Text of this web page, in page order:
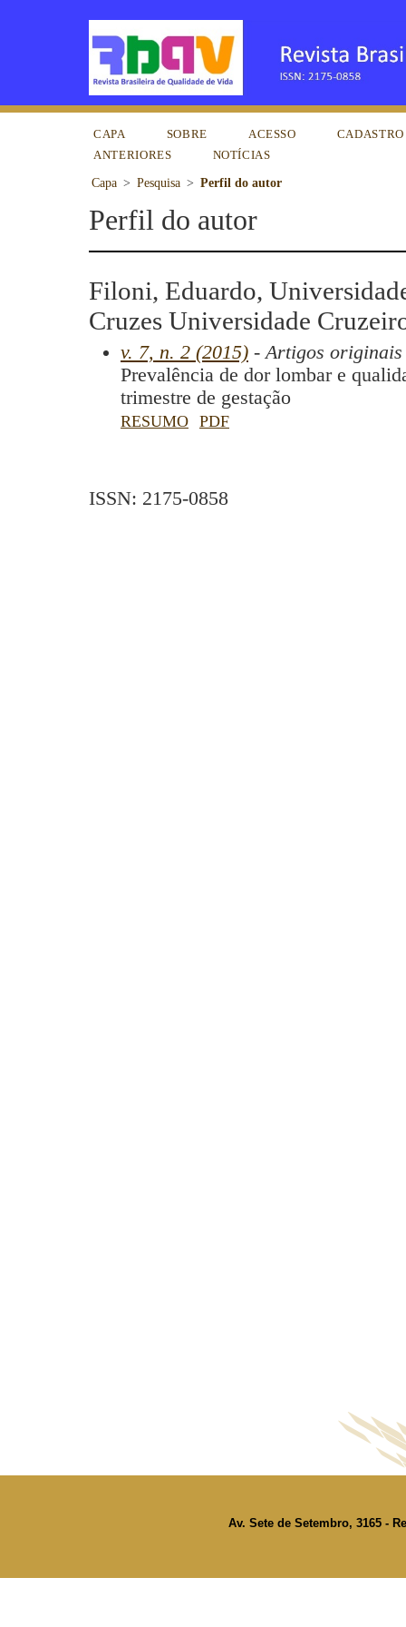
CAPA SOBRE ACESSO
CADASTRO
ANTERIORES
NOTÍCIAS
Capa > Pesquisa > Perfil do autor
Perfil do autor
Filoni, Eduardo,
Cruzes Universidade
v. 7, n. 2 (2015) - Artigos originais
Prevalência de dor lombar e
trimestre de gestação
RESUMO PDF
ISSN: 2175-0858
Av. Sete de Setembro, 3165 -